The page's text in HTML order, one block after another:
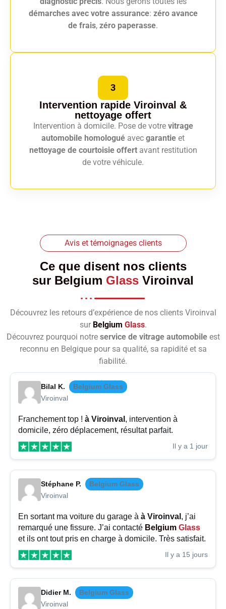
démarches avec votre assurance: zéro avance
de frais, zéro paperasse.
3
Intervention rapide Viroinval &
nettoyage offert
Intervention à domicile. Pose de votre vitrage
automobile homologué avec garantie et
nettoyage de courtoisie offertavant restitution
de votre véhicule.
Avis et témoignages clients
Ce que disent nos clients
sur Belgium Glass Viroinval
Découvrez les retours d’expérience de nos clients Viroinval
sur Belgium Glass.
Découvrez pourquoi notre service de vitrage automobileest
reconnu en Belgique pour sa qualité, sa rapidité et sa
fiabilité.
Bilal K.
Belgium Glass
Viroinval
Franchement top ! à Viroinval , intervention à
domicile, zéro déplacement, résultat parfait.
Il y a 1 jour
Stéphane P.
Belgium Glass
Viroinval
En sortant ma voiture du garage à à Viroinval , j’ai
remarqué une fissure. J’ai contacté Belgium Glass
et ils ont tout pris en charge à domicile. Très satisfait.
Il y a 15 jours
Didier M.
Belgium Glass
Viroinval